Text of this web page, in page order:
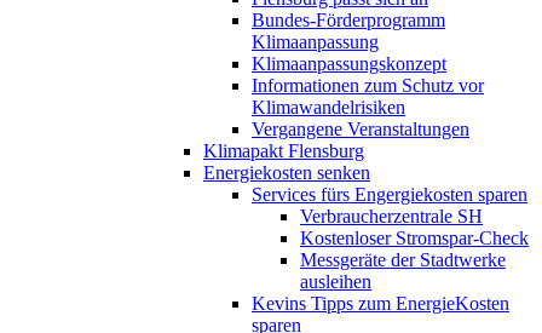
Bundes-Förderprogramm
Klimaanpassung
Klimaanpassungskonzept
Informationen zum Schutz vor
Klimawandelrisiken
Vergangene Veranstaltungen
Klimapakt Flensburg
Energiekosten senken
Services fürs Engergiekosten sparen
Verbraucherzentrale SH
Kostenloser Stromspar-Check
Messgeräte der Stadtwerke
ausleihen
Kevins Tipps zum EnergieKosten
sparen